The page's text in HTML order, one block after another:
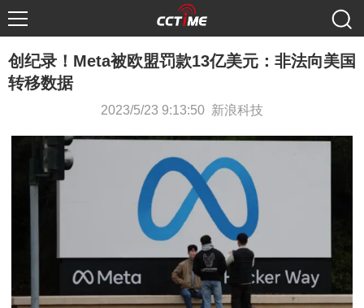
创纪录！Meta被欧盟罚款13亿美元：非法向美国
转移数据
2023/5/23 9:13:50 新浪科技